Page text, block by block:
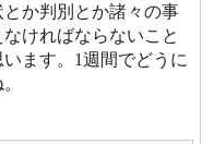
か判別とか諸々の事
ければならないこと
ます。1週間でどうに